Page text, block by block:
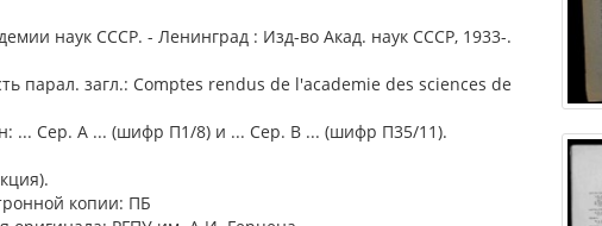
наук СССР. - Ленинград : Изд-во Акад. наук СССР, 1933-.
парал. загл.: Comptes rendus de l'academie des sciences de
... Сер. А ... (шифр П1/8) и ... Сер. В ... (шифр П35/11).
копии: ПБ